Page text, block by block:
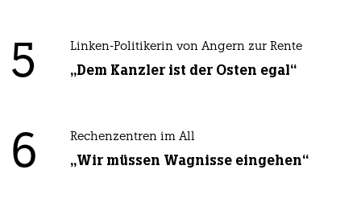
5 Linken-Politikerin von Angern zur Rente
„Dem Kanzler ist der Osten egal“
6 Rechenzentren im All
„Wir müssen Wagnisse eingehen“